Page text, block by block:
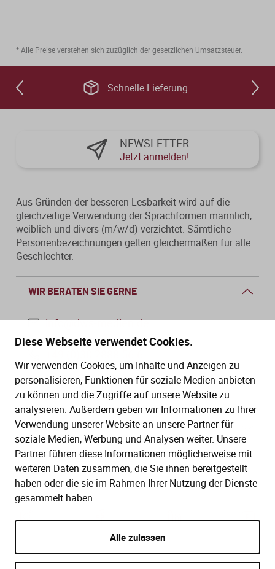
Diese Webseite verwendet Cookies.
Wir verwenden Cookies, um Inhalte und Anzeigen zu
personalisieren, Funktionen für soziale Medien anbieten
zu können und die Zugriffe auf unsere Website zu
analysieren. Außerdem geben wir Informationen zu Ihrer
Verwendung unserer Website an unsere Partner für
soziale Medien, Werbung und Analysen weiter. Unsere
Partner führen diese Informationen möglicherweise mit
weiteren Daten zusammen, die Sie ihnen bereitgestellt
haben oder die sie im Rahmen Ihrer Nutzung der Dienste
gesammelt haben.
Alle zulassen
* Alle Preise verstehen sich zuzüglich der gesetzlichen Umsatzsteuer.
Schnelle Lieferung
WIR BERATEN SIE GERNE
info@dws-medien.de
Mo.–Do. 08:00–16:00 Uhr
Fr. 08:00–13:30 Uhr
SERVICE
Hilfe (FAQ)
Gesetze
Kontakt
KAUF UND BESTELLUNG
Versand und Lieferung
NEWSLETTER
Jetzt anmelden!
Aus Gründen der besseren Lesbarkeit wird auf die
gleichzeitige Verwendung der Sprachformen männlich,
weiblich und divers (m/w/d) verzichtet. Sämtliche
Personenbezeichnungen gelten gleichermaßen für alle
Geschlechter.